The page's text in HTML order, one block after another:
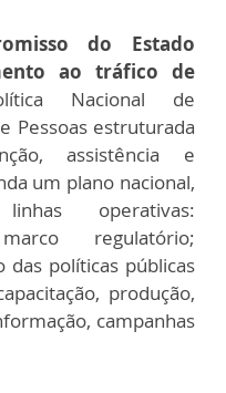
do Estado
ao tráfico de
Nacional de
Pessoas estruturada
assistência e
um plano nacional,
operativas:
regulatório;
políticas públicas
produção,
campanhas